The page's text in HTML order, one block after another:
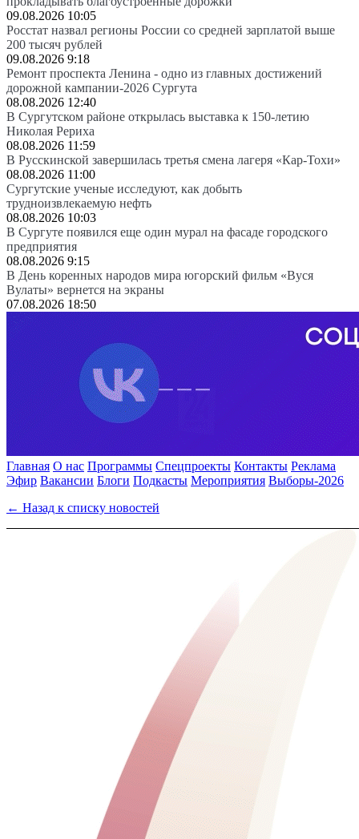
09.08.2026 10:05
Росстат назвал регионы России со средней зарплатой выше
200 тысяч рублей
09.08.2026 9:18
Ремонт проспекта Ленина - одно из главных достижений
дорожной кампании-2026 Сургута
08.08.2026 12:40
В Сургутском районе открылась выставка к 150-летию
Николая Рериха
08.08.2026 11:59
В Русскинской завершилась третья смена лагеря «Кар-Тохи»
08.08.2026 11:00
Сургутские ученые исследуют, как добыть
трудноизвлекаемую нефть
08.08.2026 10:03
В Сургуте появился еще один мурал на фасаде городского
предприятия
08.08.2026 9:15
В День коренных народов мира югорский фильм «Вуся
Вулаты» вернется на экраны
07.08.2026 18:50
Главная О нас Программы Спецпроекты Контакты Реклама
Эфир Вакансии Блоги Подкасты Мероприятия Выборы-2026
← Назад к списку новостей